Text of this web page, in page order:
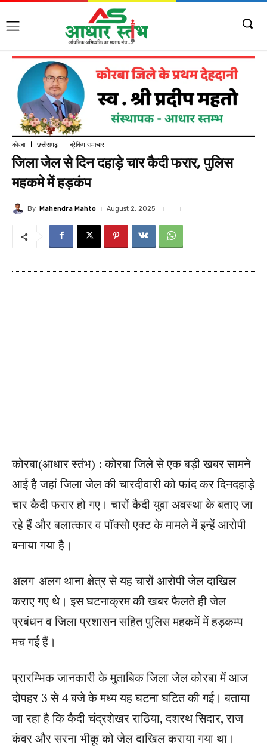
कोरबा छत्तीसगढ़ ब्रेकिंग समाचार
जिला जेल से दिन दहाड़े चार कैदी फरार, पुलिस
महकमे में हड़कंप
By Mahendra Mahto August 2, 2025
कोरबा(आधार स्तंभ) : कोरबा जिले से एक बड़ी खबर सामने
आई है जहां जिला जेल की चारदीवारी को फांद कर दिनदहाड़े
चार कैदी फरार हो गए। चारों कैदी युवा अवस्था के बताए जा
रहे हैं और बलात्कार व पॉक्सो एक्ट के मामले में इन्हें आरोपी
बनाया गया है।
अलग-अलग थाना क्षेत्र से यह चारों आरोपी जेल दाखिल
कराए गए थे। इस घटनाक्रम की खबर फैलते ही जेल
प्रबंधन व जिला प्रशासन सहित पुलिस महकमें में हड़कम्प
मच गई हैं।
प्रारम्भिक जानकारी के मुताबिक जिला जेल कोरबा में आज
दोपहर 3 से 4 बजे के मध्य यह घटना घटित की गई। बताया
जा रहा है कि कैदी चंद्रशेखर राठिया, दशरथ सिदार, राज
कंवर और सरना भीकू को जेल दाखिल कराया गया था।